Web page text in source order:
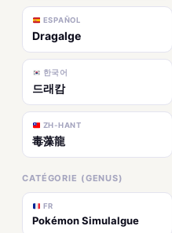
ESPAÑOL
Dragalge
한국어
드래캄
ZH-HANT
毒藻龍
CATÉGORIE (GENUS)
FR
Pokémon Simulalgue